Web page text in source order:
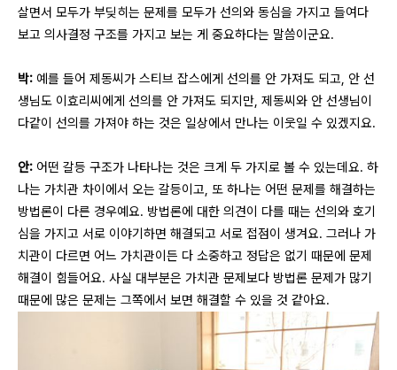
살면서 모두가 부딪히는 문제를 모두가 선의와 동심을 가지고 들여다
보고 의사결정 구조를 가지고 보는 게 중요하다는 말씀이군요.
박: 예를 들어 제동씨가 스티브 잡스에게 선의를 안 가져도 되고, 안 선
생님도 이효리씨에게 선의를 안 가져도 되지만, 제동씨와 안 선생님이
다같이 선의를 가져야 하는 것은 일상에서 만나는 이웃일 수 있겠지요.
안: 어떤 갈등 구조가 나타나는 것은 크게 두 가지로 볼 수 있는데요. 하
나는 가치관 차이에서 오는 갈등이고, 또 하나는 어떤 문제를 해결하는
방법론이 다른 경우예요. 방법론에 대한 의견이 다를 때는 선의와 호기
심을 가지고 서로 이야기하면 해결되고 서로 접점이 생겨요. 그러나 가
치관이 다르면 어느 가치관이든 다 소중하고 정답은 없기 때문에 문제
해결이 힘들어요. 사실 대부분은 가치관 문제보다 방법론 문제가 많기
때문에 많은 문제는 그쪽에서 보면 해결할 수 있을 것 같아요.